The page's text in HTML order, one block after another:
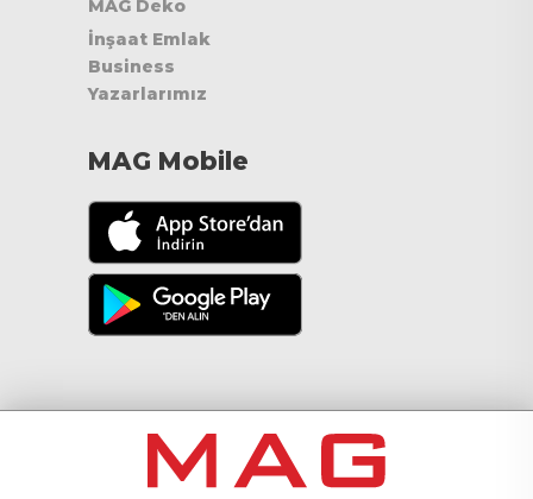
MAG Deko
İnşaat Emlak
Business
Yazarlarımız
MAG Mobile